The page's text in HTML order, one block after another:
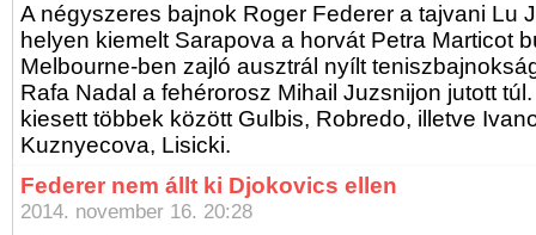
A négyszeres bajnok Roger Federer a tajvani Lu
helyen kiemelt Sarapova a horvát Petra Marticot
Melbourne-ben zajló ausztrál nyílt
Rafa Nadal a fehérorosz Mihail Juzsnijon jutott
kiesett többek között Gulbis, Robredo, illetve
Kuznyecova, Lisicki.
Federer nem állt ki Djokovics ellen
2014. november 16. 20:28